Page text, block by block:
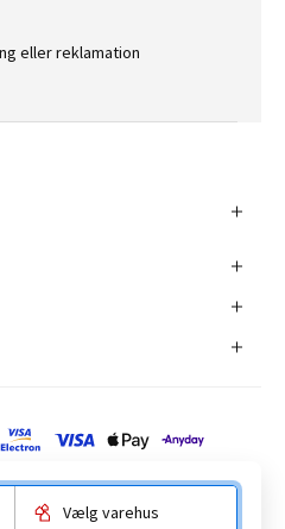
eller reklamation
Vælg varehus